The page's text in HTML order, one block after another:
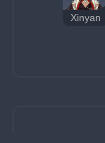
Xinyan